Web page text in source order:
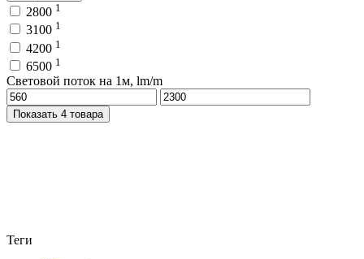
2800 1
3100 1
4200 1
6500 1
Световой поток на 1м, lm/m
Показать 4 товара
Теги